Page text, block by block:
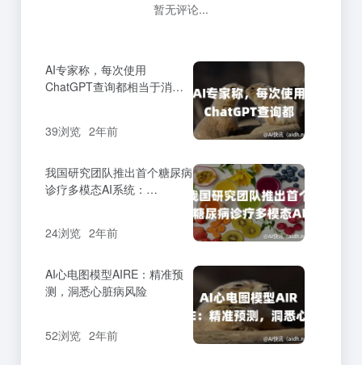
暂无评论...
AI专家称，每次使用
ChatGPT查询都相当于消耗
39浏览 2年前
我国研究团队推出首个糖尿病
诊疗多模态AI系统：
24浏览 2年前
AI心电图模型AIRE：精准预
测，洞悉心脏病风险
52浏览 2年前